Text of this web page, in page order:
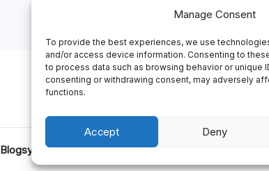
Manage Consent
To provide the best experiences, we use
and/or access device information. Consenting to
to process data such as browsing behavior or unique
consenting or withdrawing consent, may adversely
functions.
Accept Deny
Blogsy WordPress Theme